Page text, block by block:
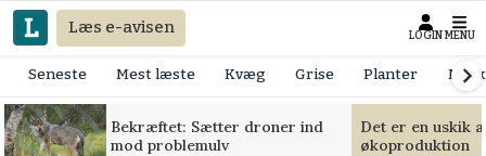
Læs e-avisen LOGIN MENU
Seneste Mest læste Kvæg Grise Planter
Bekræftet: Sætter droner ind
mod problemulv
Det er en uskik
økoproduktion